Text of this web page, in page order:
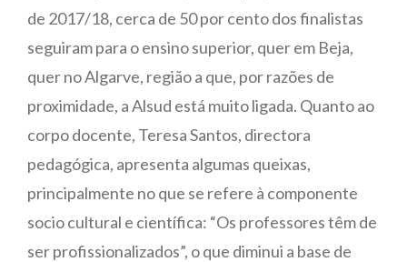
de 2017/18, cerca de 50 por cento dos finalistas
seguiram para o ensino superior, quer em Beja,
quer no Algarve, região a que, por razões de
proximidade, a Alsud está muito ligada. Quanto ao
corpo docente, Teresa Santos, directora
pedagógica, apresenta algumas queixas,
principalmente no que se refere à componente
socio cultural e científica: “Os professores têm de
ser profissionalizados”, o que diminui a base de